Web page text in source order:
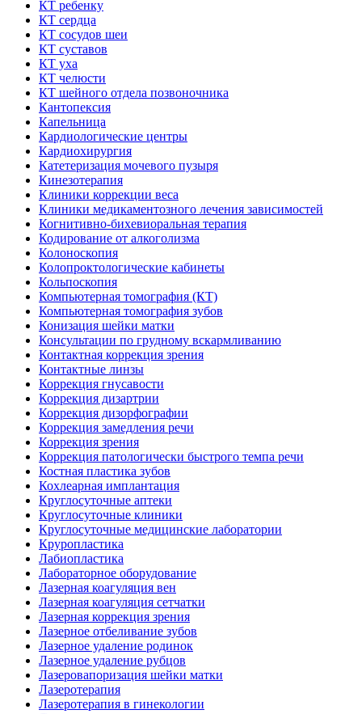
КТ ребенку
КТ сердца
КТ сосудов шеи
КТ суставов
КТ уха
КТ челюсти
КТ шейного отдела позвоночника
Кантопексия
Капельница
Кардиологические центры
Кардиохирургия
Катетеризация мочевого пузыря
Кинезотерапия
Клиники коррекции веса
Клиники медикаментозного лечения зависимостей
Когнитивно-бихевиоральная терапия
Кодирование от алкоголизма
Колоноскопия
Колопроктологические кабинеты
Кольпоскопия
Компьютерная томография (КТ)
Компьютерная томография зубов
Конизация шейки матки
Консультации по грудному вскармливанию
Контактная коррекция зрения
Контактные линзы
Коррекция гнусавости
Коррекция дизартрии
Коррекция дизорфографии
Коррекция замедления речи
Коррекция зрения
Коррекция патологически быстрого темпа речи
Костная пластика зубов
Кохлеарная имплантация
Круглосуточные аптеки
Круглосуточные клиники
Круглосуточные медицинские лаборатории
Круропластика
Лабиопластика
Лабораторное оборудование
Лазерная коагуляция вен
Лазерная коагуляция сетчатки
Лазерная коррекция зрения
Лазерное отбеливание зубов
Лазерное удаление родинок
Лазерное удаление рубцов
Лазеровапоризация шейки матки
Лазеротерапия
Лазеротерапия в гинекологии